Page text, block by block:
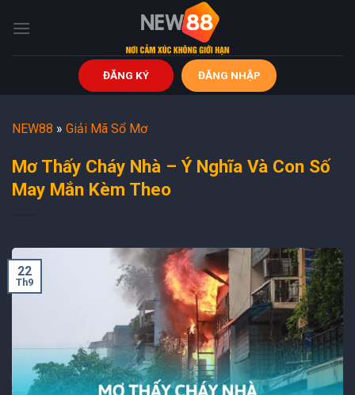
ĐĂNG KÝ ĐĂNG NHẬP
NEW88 » Giải Mã Sổ Mơ
Mơ Thấy Cháy Nhà – Ý Nghĩa Và Con Số
May Mắn Kèm Theo
22
Th9